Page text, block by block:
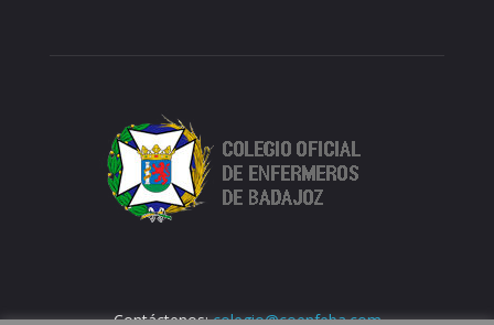
Contáctenos:colegio@coenfeba.com